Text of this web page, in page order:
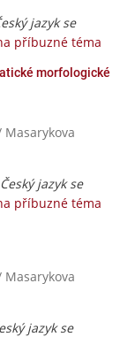
jazyk se
příbuzné téma
morfologické
Masarykova
jazyk se
příbuzné téma
Masarykova
jazyk se